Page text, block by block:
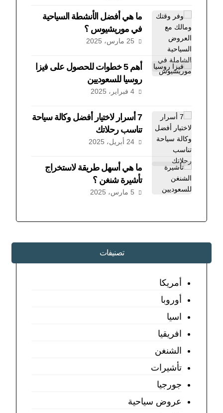
ما هي أفضل الأنشطة السياحية
في موريشيوس ؟
25 مارس، 2025
أهم 5 خطوات للحصول على فيزا
روسيا للسعوديين
4 فبراير، 2025
7 أسرار لاختيار أفضل وكالة سياحة
تناسب رحلاتك
24 أبريل، 2025
ما هي أسهل طريقة لاستخراج
تأشيرة شنغن ؟
5 مارس، 2025
تصنيفات
أمريكا
أوروبا
اسيا
افريقيا
الشنغن
تأشيرات
جورجيا
عروض سياحية